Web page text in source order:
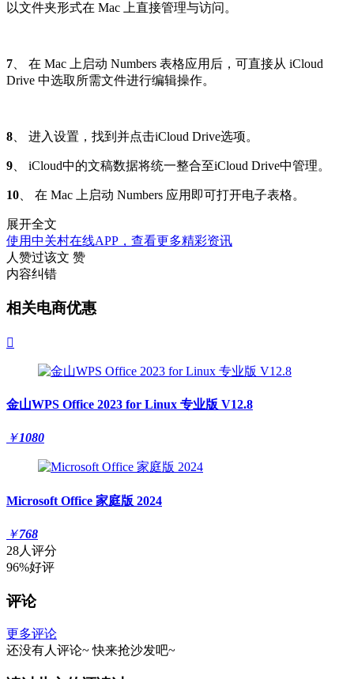
以文件夹形式在 Mac 上直接管理与访问。
7 、 在 Mac 上启动 Numbers 表格应用后，可直接从 iCloud
Drive 中选取所需文件进行编辑操作。
8 、 进入设置，找到并点击iCloud Drive选项。
9 、 iCloud中的文稿数据将统一整合至iCloud Drive中管理。
10 、 在 Mac 上启动 Numbers 应用即可打开电子表格。
展开全文
使用中关村在线APP，查看更多精彩资讯
人赞过该文 赞
内容纠错
相关电商优惠

金山WPS Office 2023 for Linux 专业版 V12.8
￥1080
Microsoft Office 家庭版 2024
￥768
28人评分
96%好评
评论
更多评论
还没有人评论~ 快来抢沙发吧~